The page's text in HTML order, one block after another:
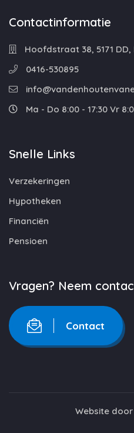
Contactinformatie
Hoofdstraat 38, 5171
0416-530895
Ma - Do 8:00 - 17:30 Vr
Snelle Links
Verzekeringen
Hypotheken
Financiën
Pensioen
Vragen? Neem
Contact
Website door